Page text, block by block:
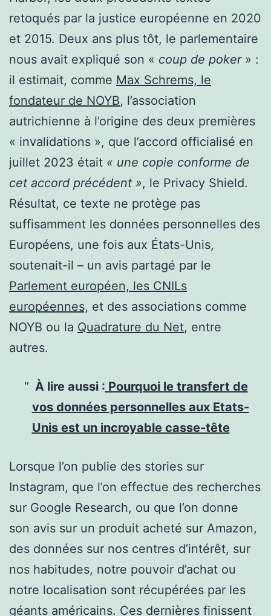
retoqués par la justice européenne en 2020
et 2015. Deux ans plus tôt, le parlementaire
nous avait expliqué son « coup de poker» :
il estimait, comme Max Schrems, le
fondateur de NOYB, l’association
autrichienne à l’origine des deux premières
« invalidations », que l’accord officialisé en
juillet 2023 était « une copie conforme de
cet accord précédent », le Privacy Shield.
Résultat, ce texte ne protège pas
suffisamment les données personnelles des
Européens, une fois aux États-Unis,
soutenait-il – un avis partagé par le
Parlement européen, les CNILs
européennes, et des associations comme
NOYB ou la Quadrature du Net, entre
autres.
À lire aussi : Pourquoi le transfert de
vos données personnelles aux Etats-
Unis est un incroyable casse-tête
Lorsque l’on publie des stories sur
Instagram, que l’on effectue des recherches
sur Google Research, ou que l’on donne
son avis sur un produit acheté sur Amazon,
des données sur nos centres d’intérêt, sur
nos habitudes, notre pouvoir d’achat ou
notre localisation sont récupérées par les
géants américains. Ces dernières finissent